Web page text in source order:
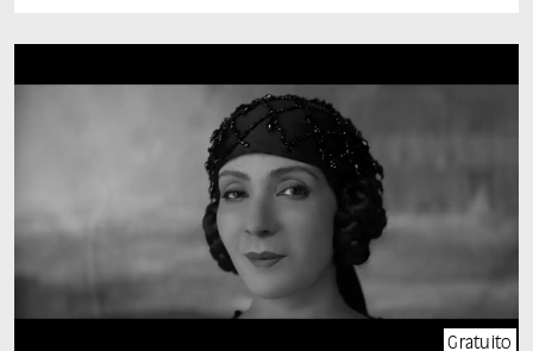
compartir conocimientos, encontrará un nuevo sentido
a su vida en la lucha por la aprobación de la ley del
Información práctica Hay un bar y un servicio de comida
ligera en el local. Hay sillas y gradas disponibles.
Puedes traer cojines para estar más cómodo. A partir
de las 20:00 h, solo se puede acceder por la pasarela
Saint-Laurent (por el lado de Panier).
Gratuito